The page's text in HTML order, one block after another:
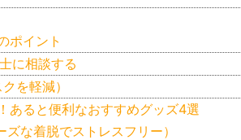
ポイント
に相談する
を軽減）
あると便利なおすすめグッズ4選
な着脱でストレスフリー）